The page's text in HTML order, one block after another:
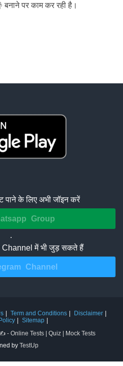
पर काम कर रही है।
पाने के लिए अभी जॉइन करें
Group
.
Channel में भी जुड़ सकते हैं
Channel
Term and Conditions
Disclaimer
Sitemap
- Online Tests | Quiz | Mock Tests
by TestUp